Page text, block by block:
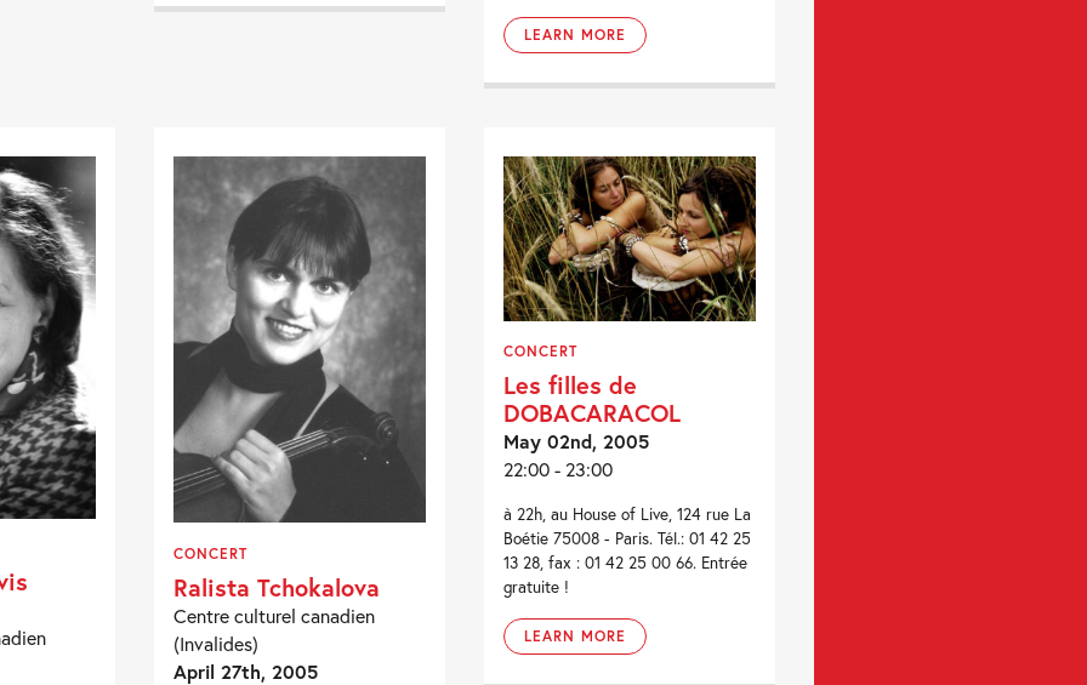
LEARN MORE
CONCERT
Ralista Tchokalova
Centre culturel canadien
(Invalides)
April 27th, 2005
CONCERT
Les filles de
DOBACARACOL
May 02nd, 2005
22:00 - 23:00
à 22h, au House of Live, 124 rue La
Boétie 75008 - Paris. Tél.: 01 42 25
13 28, fax : 01 42 25 00 66. Entrée
gratuite !
LEARN MORE